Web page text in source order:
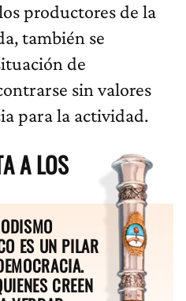
productores de la
también se
de
sin valores
para la actividad.
A LOS
ES UN PILAR
CREEN